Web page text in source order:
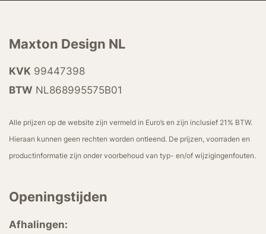
Maxton Design NL
KVK 99447398
BTW NL868995575B01
Alle prijzen op de website zijn vermeld in Euro’s en zijn inclusief 21% BTW.
Hieraan kunnen geen rechten worden ontleend. De prijzen, voorraden en
productinformatie zijn onder voorbehoud van typ- en/of wijzigingenfouten.
Openingstijden
Afhalingen: